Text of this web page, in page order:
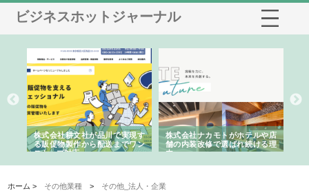
ビジネスホットジャーナル
株式会社耕文社が品川で実現す
る販促物製作から配送までワン
ストップ対応
株式会社ナカモトがホテルや店
舗の内装改修で選ばれ続ける理
由
ホーム > その他業種 > その他_法人・企業